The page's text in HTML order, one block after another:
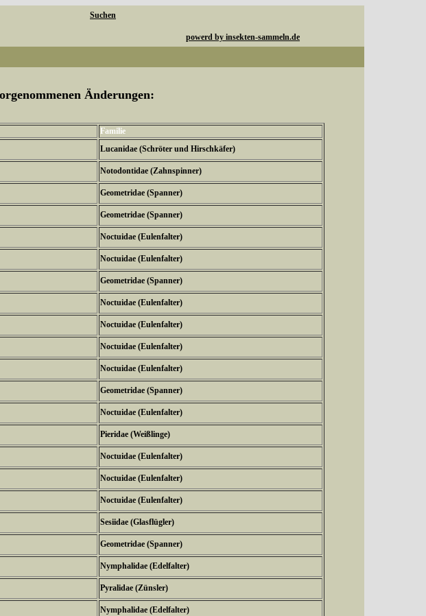
Suchen
powerd by insekten-sammeln.de
Änderungen:
Familie
Lucanidae (Schröter und Hirschkäfer)
Notodontidae (Zahnspinner)
Geometridae (Spanner)
Geometridae (Spanner)
Noctuidae (Eulenfalter)
Noctuidae (Eulenfalter)
Geometridae (Spanner)
Noctuidae (Eulenfalter)
Noctuidae (Eulenfalter)
Noctuidae (Eulenfalter)
Noctuidae (Eulenfalter)
Geometridae (Spanner)
Noctuidae (Eulenfalter)
Pieridae (Weißlinge)
Noctuidae (Eulenfalter)
Noctuidae (Eulenfalter)
Noctuidae (Eulenfalter)
Sesiidae (Glasflügler)
Geometridae (Spanner)
Nymphalidae (Edelfalter)
Pyralidae (Zünsler)
Nymphalidae (Edelfalter)